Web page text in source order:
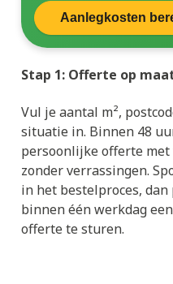
Aanlegkosten
Stap 1: Offerte op
Vul je aantal m²,
situatie in. Binnen 48
persoonlijke offerte
zonder verrassingen.
in het bestelproces,
binnen één werkdag
offerte te sturen.